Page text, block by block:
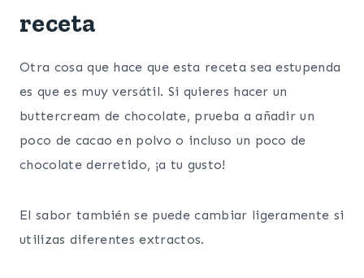
receta
Otra cosa que hace que esta receta sea estupenda
es que es muy versátil. Si quieres hacer un
buttercream de chocolate, prueba a añadir un
poco de cacao en polvo o incluso un poco de
chocolate derretido, ¡a tu gusto!
El sabor también se puede cambiar ligeramente si
utilizas diferentes extractos.